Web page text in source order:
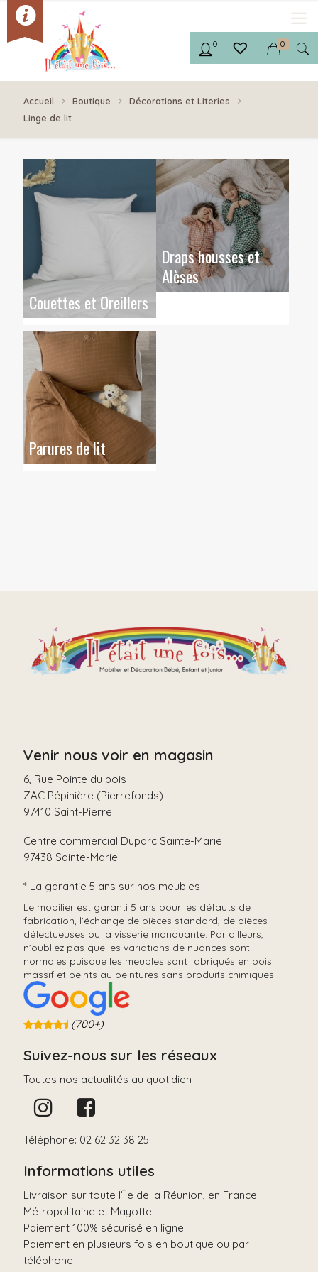
0 0
Accueil Boutique
Décorations et Literies
Linge de lit
Couettes et Oreillers
Draps housses et
Alèses
Parures de lit
Venir nous voir en magasin
6, Rue Pointe du bois
ZAC Pépinière (Pierrefonds)
97410 Saint-Pierre
Centre commercial Duparc Sainte-Marie
97438 Sainte-Marie
* La garantie 5 ans sur nos meubles
Le mobilier est garanti 5 ans pour les défauts de
fabrication, l’échange de pièces standard, de pièces
défectueuses ou la visserie manquante. Par ailleurs,
n’oubliez pas que les variations de nuances sont
normales puisque les meubles sont fabriqués en bois
massif et peints au peintures sans produits chimiques !
(700+)
Suivez-nous sur les réseaux
Toutes nos actualités au quotidien
Téléphone: 02 62 32 38 25
Informations utiles
Livraison sur toute l’Île de la Réunion, en France
Métropolitaine et Mayotte
Paiement 100% sécurisé en ligne
Paiement en plusieurs fois en boutique ou par
téléphone